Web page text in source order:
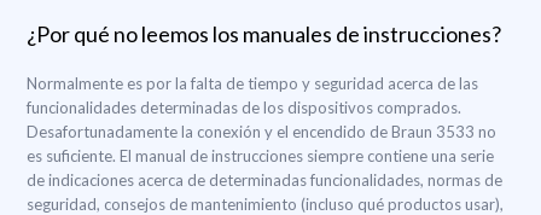
¿Por qué no leemos los manuales de instrucciones?
Normalmente es por la falta de tiempo y seguridad acerca de las
funcionalidades determinadas de los dispositivos comprados.
Desafortunadamente la conexión y el encendido de Braun 3533 no
es suficiente. El manual de instrucciones siempre contiene una serie
de indicaciones acerca de determinadas funcionalidades, normas de
seguridad, consejos de mantenimiento (incluso qué productos usar),